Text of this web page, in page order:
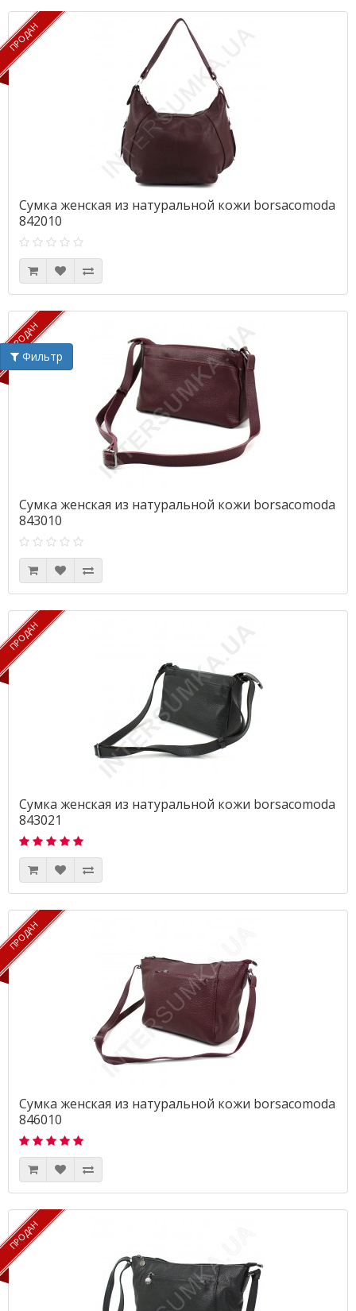
ПРОДАН
ПРОДАН
Сумка женская из натуральной кожи borsacomoda
842010
ПРОДАН
ПРОДАН
Сумка женская из натуральной кожи borsacomoda
843010
ПРОДАН
ПРОДАН
Сумка женская из натуральной кожи borsacomoda
843021
ПРОДАН
ПРОДАН
Сумка женская из натуральной кожи borsacomoda
846010
ПРОДАН
ПРОДАН
Фильтр